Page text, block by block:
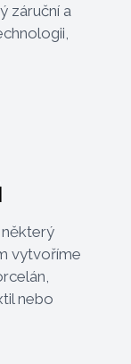
záruční a
vytvoříme
nebo